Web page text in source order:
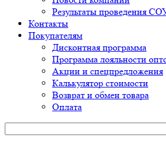
Результаты проведения
Контакты
Покупателям
Дисконтная программа
Программа лояльности
Акции и спецпредложения
Калькулятор стоимости
Возврат и обмен товара
Оплата